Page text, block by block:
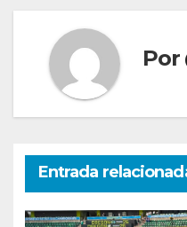
Por
Entrada